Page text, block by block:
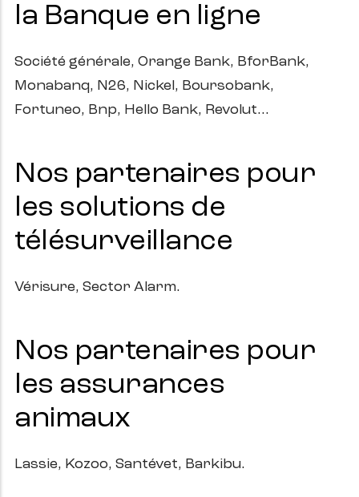
la Banque en ligne
Société générale, Orange Bank, BforBank,
Monabanq, N26, Nickel, Boursobank,
Fortuneo, Bnp, Hello Bank, Revolut...
Nos partenaires pour
les solutions de
télésurveillance
Vérisure, Sector Alarm.
Nos partenaires pour
les assurances
animaux
Lassie, Kozoo, Santévet, Barkibu.